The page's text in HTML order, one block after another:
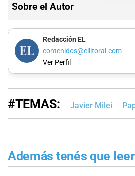
Sobre el Autor
Redacción EL
contenidos@ellitoral.com
Ver Perfil
#TEMAS: Javier Milei
Además tenés que